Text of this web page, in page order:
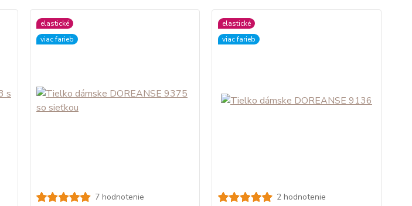
elastické
viac farieb
7 hodnotenie
elastické
viac farieb
2 hodnotenie